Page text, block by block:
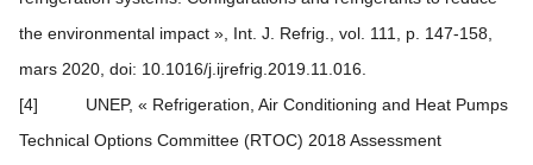
the environmental impact », Int. J. Refrig., vol. 111, p. 147‑158,
mars 2020, doi: 10.1016/j.ijrefrig.2019.11.016.
[4] UNEP, « Refrigeration, Air Conditioning and Heat Pumps
Technical Options Committee (RTOC) 2018 Assessment